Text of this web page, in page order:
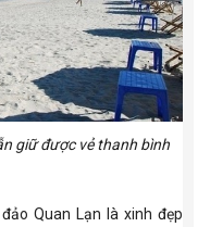
giữ được vẻ thanh bình
Quan Lạn là xinh đẹp